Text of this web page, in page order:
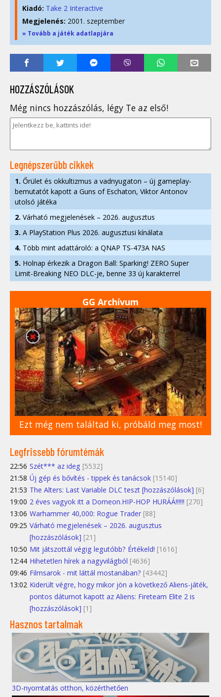
Kiadó: Take 2 Interactive
Megjelenés: 2001. szeptember
» Tovább a játék adatlapjára
HOZZÁSZÓLÁSOK
Még nincs hozzászólás, légy Te az első!
Legnépszerűbb cikkek
1. Őrület és okkultizmus a vadnyugaton – új gameplay-
bemutatót kapott a Guns of Eschaton, Viktor Antonov
utolsó játéka
2. Várható megjelenések – 2026. augusztus
3. A PlayStation Plus 2026. augusztusi kínálata
4. Több mint adattároló: a QNAP TS-473A NAS
5. Holnap érkezik a Dragon Ball: Sparking! ZERO Super
Limit-Breaking NEO DLC-je, benne 33 új karakterrel
GG Archívum
Ezt még nem találtad ki, próbáld meg most!
Legfrissebb fórumtémák
22:56 Szét*** az ideg [5532]
21:58 Új gép és bővítés - tippek és tanácsok [15140]
21:53 The Alters: Last Variable DLC teszt [hozzászólások] [6]
19:00 2 éves vagyok itt a Domeon.HIP-HOP HURÁÁ!!!!!! [270]
13:06 Warhammer 40,000: Rogue Trader [88]
09:25 Várható megjelenések – 2026. augusztus
[hozzászólások] [21]
10:50 Mit játszottál végig legutóbb? Értékeld! [1616]
12:44 Hihetetlen hírek a nagyvilágból [4636]
09:46 Filmsarok - mit láttál mostanában? [43442]
13:02 Kiderült végre, hogy mikor jön a következő Aliens-játék,
pontos dátumot kapott az Aliens: Fireteam Elite 2 is
[hozzászólások] [1]
Hasznos tartalmak
3D-nyomtatás otthon, közérthetően